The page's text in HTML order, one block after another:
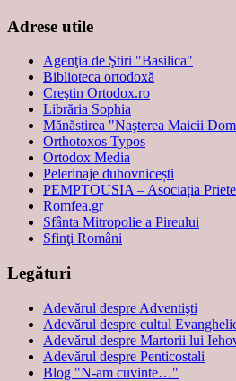
Adrese utile
Agenţia de Ştiri "Basilica"
Biblioteca ortodoxă
Creştin Ortodox.ro
Librăria Sophia
Mănăstirea "Naşterea Maicii
Orthotoxos Typos
Ortodox Media
Pelerinaje duhovnicești
PEMPTOUSIA – Asociația
Romfea.gr
Sfânta Mitropolie a Pireului
Sfinţi Români
Legături
Adevărul despre Adventişti
Adevărul despre cultul
Adevărul despre Martorii lui
Adevărul despre Penticostali
Blog "N-am cuvinte…"